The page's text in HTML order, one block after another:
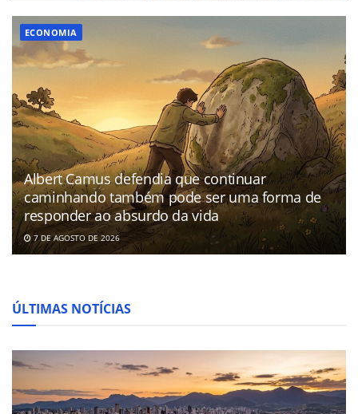
ECONOMIA
Albert Camus defendia que continuar
caminhando também pode ser uma forma de
responder ao absurdo da vida
7 DE AGOSTO DE 2026
ÚLTIMAS NOTÍCIAS